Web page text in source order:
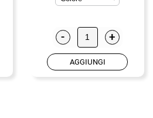
- +
AGGIUNGI